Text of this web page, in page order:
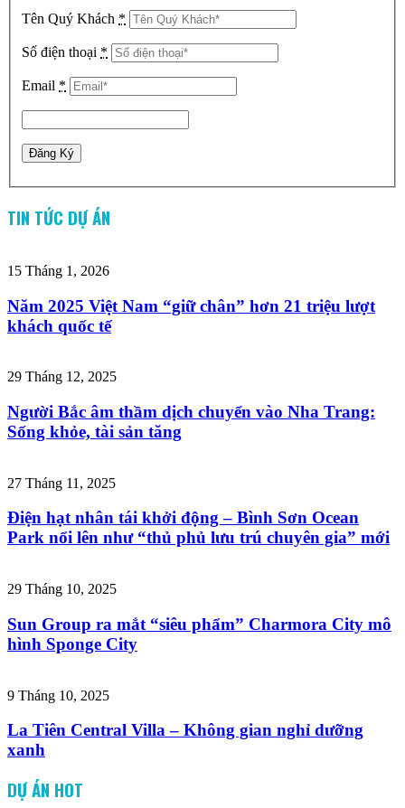
Tên Quý Khách *
Số điện thoại *
Email *
TIN TỨC DỰ ÁN
15 Tháng 1, 2026
Năm 2025 Việt Nam “giữ chân” hơn 21 triệu lượt
khách quốc tế
29 Tháng 12, 2025
Người Bắc âm thầm dịch chuyển vào Nha Trang:
Sống khỏe, tài sản tăng
27 Tháng 11, 2025
Điện hạt nhân tái khởi động – Bình Sơn Ocean
Park nổi lên như “thủ phủ lưu trú chuyên gia” mới
29 Tháng 10, 2025
Sun Group ra mắt “siêu phẩm” Charmora City mô
hình Sponge City
9 Tháng 10, 2025
La Tiên Central Villa – Không gian nghỉ dưỡng
xanh
DỰ ÁN HOT